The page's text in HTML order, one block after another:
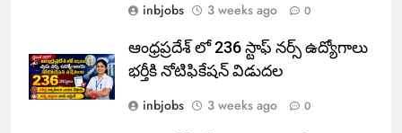
inbjobs
3 weeks ago 0
ఆంధ్రప్రదేశ్ లో 236 స్టాఫ్ నర్స్ ఉద్యోగాలు
భర్తీకి నోటిఫికేషన్ విడుదల
inbjobs
3 weeks ago 0